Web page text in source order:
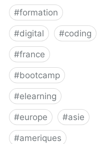
#formation
#digital #coding
#france
#bootcamp
#elearning
#europe #asie
#ameriques